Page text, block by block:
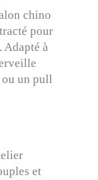
chino
pour
Adapté à
ou un pull
et